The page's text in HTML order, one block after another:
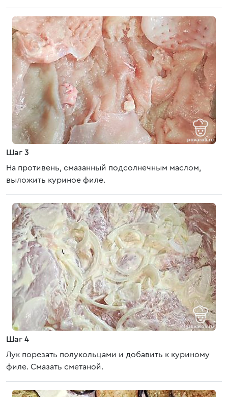
Шаг 3
На противень, смазанный подсолнечным маслом,
выложить куриное филе.
Шаг 4
Лук порезать полукольцами и добавить к куриному
филе. Смазать сметаной.